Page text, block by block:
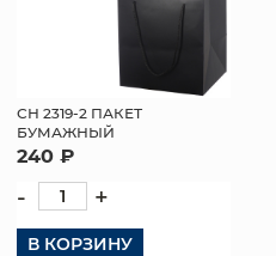
СН 2319-2 ПАКЕТ
БУМАЖНЫЙ
240 ₽
- +
В КОРЗИНУ